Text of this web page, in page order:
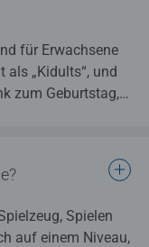
für Erwachsene
als „Kidults“, und
zum Geburtstag,
Spielen
auf einem Niveau,